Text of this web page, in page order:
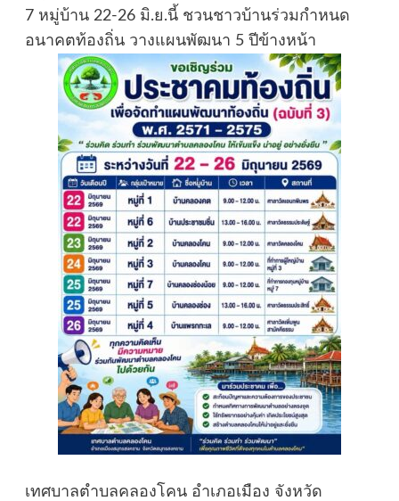
7 หมู่บ้าน 22-26 มิ.ย.นี้ ชวนชาวบ้านร่วมกำหนด
อนาคตท้องถิ่น วางแผนพัฒนา 5 ปีข้างหน้า
เทศบาลตำบลคลองโคน อำเภอเมือง จังหวัด